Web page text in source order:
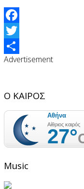
Facebook
Twitter
Share
Advertisement
Ο ΚΑΙΡΟΣ
Music